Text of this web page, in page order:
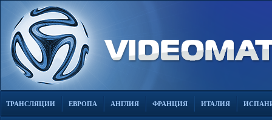
ТРАНСЛЯЦИИ ЕВРОПА АНГЛИЯ ФРАНЦИЯ ИТАЛИЯ